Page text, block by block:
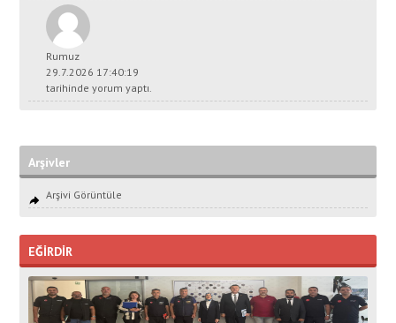
Rumuz
29.7.2026 17:40:19
tarihinde yorum yaptı.
Arşivler
Arşivi Görüntüle
EĞİRDİR